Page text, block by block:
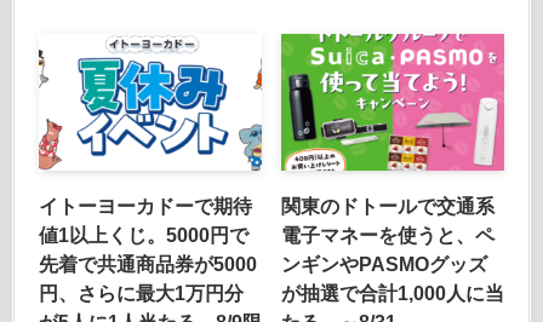
イトーヨーカドーで期待
値1以上くじ。5000円で
先着で共通商品券が5000
円、さらに最大1万円分
関東のドトールで交通系
電子マネーを使うと、ペ
ンギンやPASMOグッズ
が抽選で合計1,000人に当